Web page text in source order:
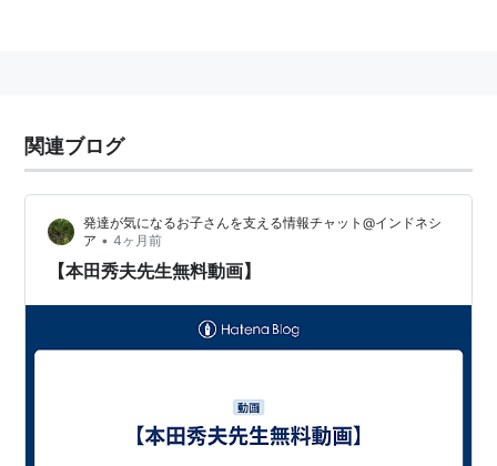
関連ブログ
発達が気になるお子さんを支える情報チャット@インドネシ
ア • 4ヶ月前
【本田秀夫先生無料動画】